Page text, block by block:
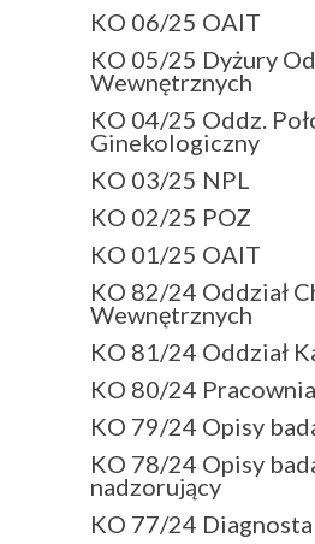
KO 06/25 OAIT
KO 05/25 Dyżury
Wewnętrznych
KO 04/25 Oddz.
Ginekologiczny
KO 03/25 NPL
KO 02/25 POZ
KO 01/25 OAIT
KO 82/24 Oddział
Wewnętrznych
KO 81/24 Oddział
KO 80/24
KO 79/24 Opisy
KO 78/24 Opisy
nadzorujący
KO 77/24